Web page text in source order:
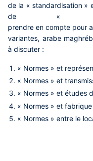
de la « standardisation »
de «
prendre en compte pour
variantes, arabe
à discuter :
« Normes » et
« Normes » et
« Normes » et études
« Normes » et
« Normes » entre le